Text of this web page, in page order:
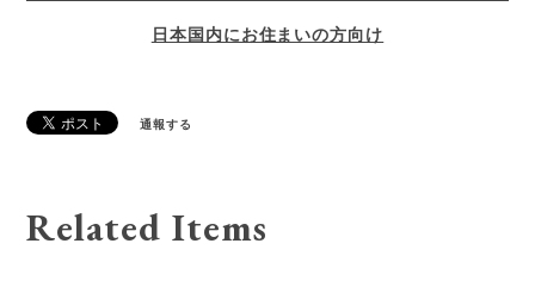
日本国内にお住まいの方向け
通報する
Related Items